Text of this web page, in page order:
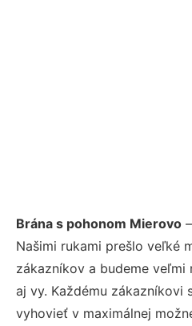
Brána s pohonom Mierovo
Našimi rukami prešlo veľké
zákazníkov a budeme
aj vy. Každému zákazníkovi
vyhovieť v maximálnej